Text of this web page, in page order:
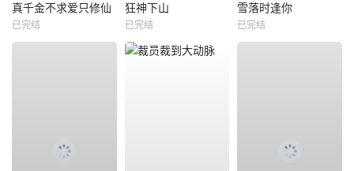
真千金不求爱只修仙
已完结
狂神下山
已完结
雪落时逢你
已完结